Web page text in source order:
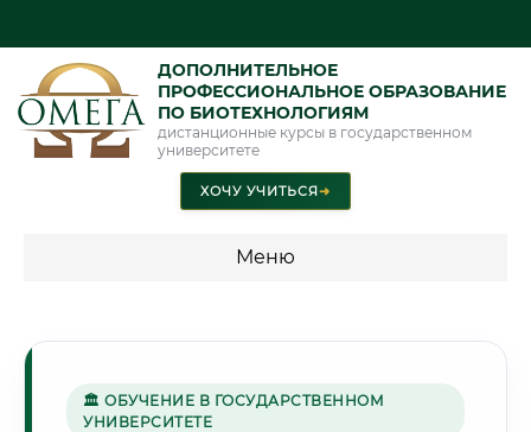
ДОПОЛНИТЕЛЬНОЕ
ПРОФЕССИОНАЛЬНОЕ ОБРАЗОВАНИЕ
ПО БИОТЕХНОЛОГИЯМ
дистанционные курсы в государственном
университете
ХОЧУ УЧИТЬСЯ➜
Меню
🏛 ОБУЧЕНИЕ В ГОСУДАРСТВЕННОМ
УНИВЕРСИТЕТЕ